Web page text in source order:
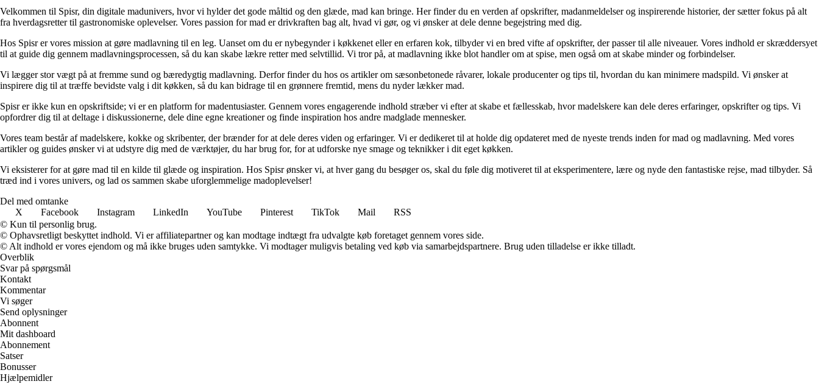
Velkommen til Spisr, din digitale madunivers, hvor vi hylder det gode måltid og den glæde, mad kan bringe. Her finder du en verden af opskrifter, madanmeldelser og inspirerende historier, der sætter fokus på alt
fra hverdagsretter til gastronomiske oplevelser. Vores passion for mad er drivkraften bag alt, hvad vi gør, og vi ønsker at dele denne begejstring med dig.
Hos Spisr er vores mission at gøre madlavning til en leg. Uanset om du er nybegynder i køkkenet eller en erfaren kok, tilbyder vi en bred vifte af opskrifter, der passer til alle niveauer. Vores indhold er skræddersyet
til at guide dig gennem madlavningsprocessen, så du kan skabe lækre retter med selvtillid. Vi tror på, at madlavning ikke blot handler om at spise, men også om at skabe minder og forbindelser.
Vi lægger stor vægt på at fremme sund og bæredygtig madlavning. Derfor finder du hos os artikler om sæsonbetonede råvarer, lokale producenter og tips til, hvordan du kan minimere madspild. Vi ønsker at
inspirere dig til at træffe bevidste valg i dit køkken, så du kan bidrage til en grønnere fremtid, mens du nyder lækker mad.
Spisr er ikke kun en opskriftside; vi er en platform for madentusiaster. Gennem vores engagerende indhold stræber vi efter at skabe et fællesskab, hvor madelskere kan dele deres erfaringer, opskrifter og tips. Vi
opfordrer dig til at deltage i diskussionerne, dele dine egne kreationer og finde inspiration hos andre madglade mennesker.
Vores team består af madelskere, kokke og skribenter, der brænder for at dele deres viden og erfaringer. Vi er dedikeret til at holde dig opdateret med de nyeste trends inden for mad og madlavning. Med vores
artikler og guides ønsker vi at udstyre dig med de værktøjer, du har brug for, for at udforske nye smage og teknikker i dit eget køkken.
Vi eksisterer for at gøre mad til en kilde til glæde og inspiration. Hos Spisr ønsker vi, at hver gang du besøger os, skal du føle dig motiveret til at eksperimentere, lære og nyde den fantastiske rejse, mad tilbyder. Så
træd ind i vores univers, og lad os sammen skabe uforglemmelige madoplevelser!
Del med omtanke
X
Facebook Instagram LinkedIn YouTube Pinterest TikTok Mail
RSS
© Kun til personlig brug.
© Ophavsretligt beskyttet indhold. Vi er affiliatepartner og kan modtage indtægt fra udvalgte køb foretaget gennem vores side.
© Alt indhold er vores ejendom og må ikke bruges uden samtykke. Vi modtager muligvis betaling ved køb via samarbejdspartnere. Brug uden tilladelse er ikke tilladt.
Overblik
Svar på spørgsmål
Kontakt
Kommentar
Vi søger
Send oplysninger
Abonnent
Mit dashboard
Abonnement
Satser
Bonusser
Hjælpemidler